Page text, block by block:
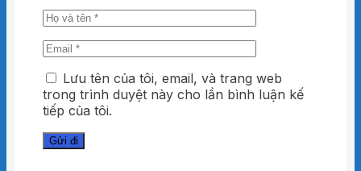
Dây đai tùy chỉnh kích thước
Độ dài dây đai có thể dễ dàng được tùy chỉnh
theo mong muốn của mỗi người.
Lưu tên của tôi, email, và trang web
trong trình duyệt này cho lần bình luận kế
tiếp của tôi.